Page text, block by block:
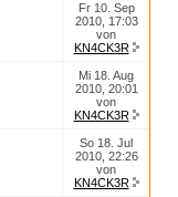
Fr 10. Sep
2010, 17:03
von
KN4CK3R
Mi 18. Aug
2010, 20:01
von
KN4CK3R
So 18. Jul
2010, 22:26
von
KN4CK3R